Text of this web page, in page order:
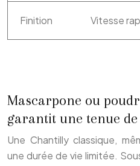
Finition Vitesse
Mascarpone ou
garantit une tenue de
Une Chantilly classique,
une durée de vie limitée.